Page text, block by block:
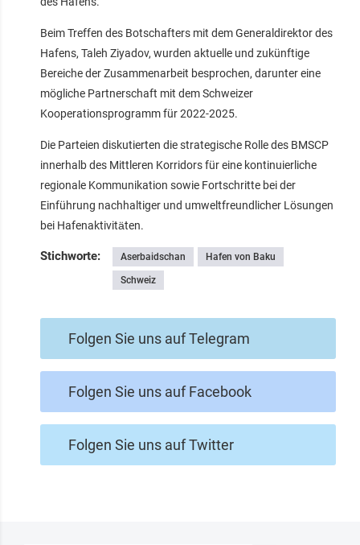
Beim Treffen des Botschafters mit dem Generaldirektor des
Hafens, Taleh Ziyadov, wurden aktuelle und zukünftige
Bereiche der Zusammenarbeit besprochen, darunter eine
mögliche Partnerschaft mit dem Schweizer
Kooperationsprogramm für 2022-2025.
Die Parteien diskutierten die strategische Rolle des BMSCP
innerhalb des Mittleren Korridors für eine kontinuierliche
regionale Kommunikation sowie Fortschritte bei der
Einführung nachhaltiger und umweltfreundlicher Lösungen
bei Hafenaktivitäten.
Stichworte: Aserbaidschan Hafen von Baku
Schweiz
Folgen Sie uns auf Telegram
Folgen Sie uns auf Facebook
Folgen Sie uns auf Twitter